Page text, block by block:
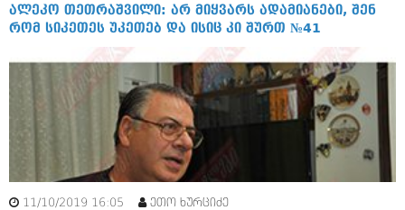
რელიგია
კადრს მიღმა
ავტორჩევები
კადრს მიღმა
კულინარია
ავტორჩევები
ბიზნესსიახლეები
გვარები
ალეკო თეთრაშვილი: არ მიყვარს ადამიანები, შენ
რომ სიკეთეს უკეთებ და ისიც კი შურთ №41
11/10/2019 16:05 ეთო ხურციძე